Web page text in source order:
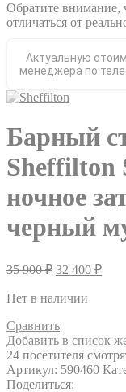
Обратите внимание,
отличаться от
Актуальную
менеджера по
Барный
Sheffilton
ночное
черный
35 900₽ 32 400 ₽
Нет в наличии
Сравнить
Добавить в список
24 посетителя
Артикул: 590460
Поделиться: